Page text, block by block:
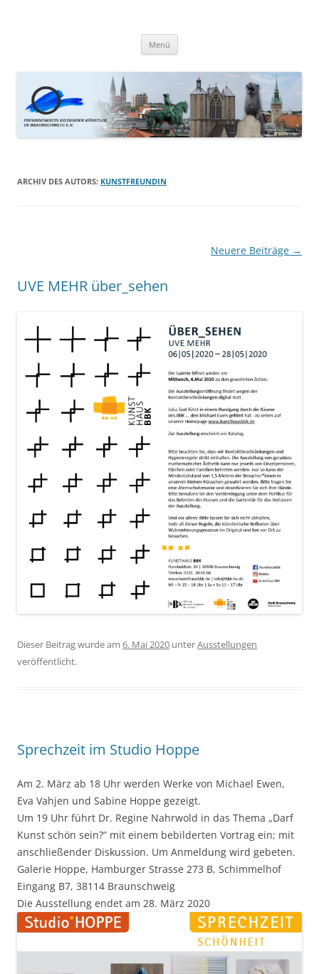
Menü
ARCHIV DES AUTORS: KUNSTFREUNDIN
Neuere Beiträge →
UVE MEHR über_sehen
Dieser Beitrag wurde am 6. Mai 2020 unterAusstellungen
veröffentlicht.
Sprechzeit im Studio Hoppe
Am 2. März ab 18 Uhr werden Werke von Michael Ewen,
Eva Vahjen und Sabine Hoppe gezeigt.
Um 19 Uhr führt Dr. Regine Nahrwold in das Thema „Darf
Kunst schön sein?” mit einem bebilderten Vortrag ein; mit
anschließender Diskussion. Um Anmeldung wird gebeten.
Galerie Hoppe, Hamburger Strasse 273 B, Schimmelhof
Eingang B7, 38114 Braunschweig
Die Ausstellung endet am 28. März 2020